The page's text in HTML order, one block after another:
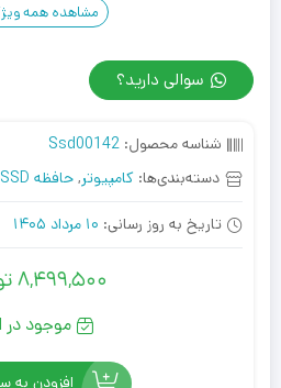
مشاهده همه
سوالی دارید؟
شناسه محصول: Ssd00142
دسته‌بندی‌ها: کامپیوتر, حافظه SSD
تاریخ به روز رسانی: 10 مرداد 1405
8,499,500
موجود در
افزودن به